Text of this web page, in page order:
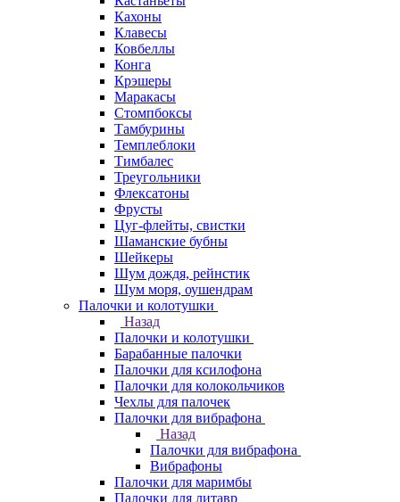
Кахоны
Клавесы
Ковбеллы
Конга
Крэшеры
Маракасы
Стомпбоксы
Тамбурины
Темплеблоки
Тимбалес
Треугольники
Флексатоны
Фрусты
Цуг-флейты, свистки
Шаманские бубны
Шейкеры
Шум дождя, рейнстик
Шум моря, оушендрам
Палочки и колотушки
Назад
Палочки и колотушки
Барабанные палочки
Палочки для ксилофона
Палочки для колокольчиков
Чехлы для палочек
Палочки для вибрафона
Назад
Палочки для вибрафона
Вибрафоны
Палочки для маримбы
Палочки для литавр